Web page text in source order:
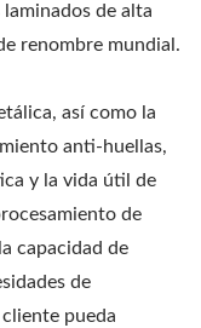
de alta
renombre mundial.
así como la
anti-huellas,
y la vida útil de
de
capacidad de
de
pueda